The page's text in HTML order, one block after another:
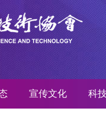
宣传文化 科